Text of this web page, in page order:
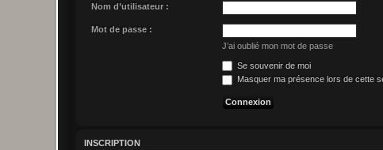
Nom d’utilisateur :
Mot de passe :
J’ai oublié mon mot de passe
Se souvenir de moi
Masquer ma présence lors de cette
INSCRIPTION